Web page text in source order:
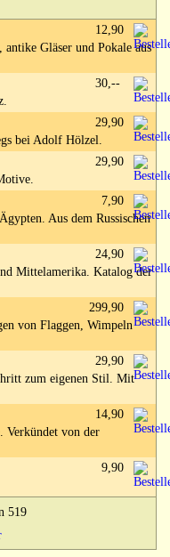
Gläser und Pokale aus
12,90
30,--
bei Adolf Hölzel.
29,90
29,90
Aus dem Russischen
7,90
Mittelamerika. Katalog der
24,90
von Flaggen, Wimpeln
299,90
zum eigenen Stil. Mit
29,90
Verkündet von der
14,90
9,90
519